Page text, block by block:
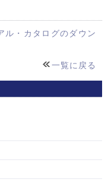
ル・カタログのダウン
一覧に戻る